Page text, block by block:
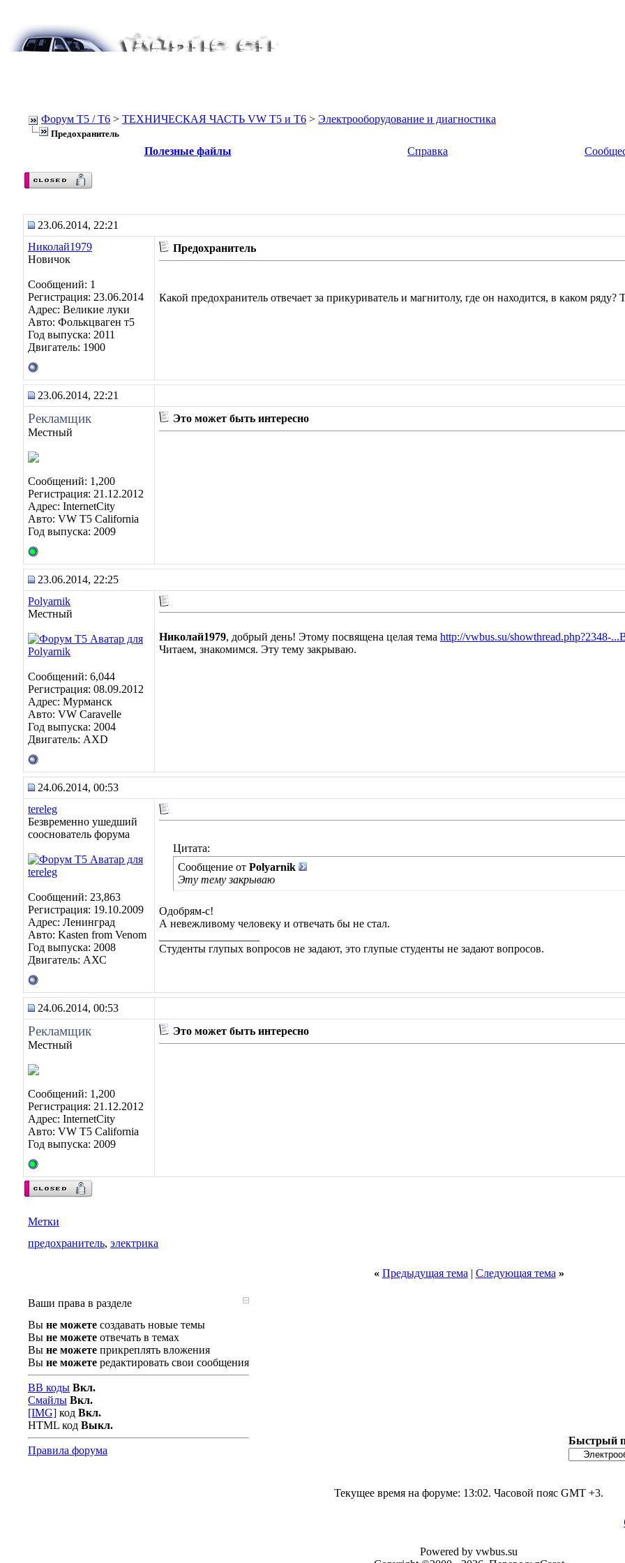
Форум Т5 / T6 > ТЕХНИЧЕСКАЯ ЧАСТЬ VW T5 и T6 > Электрооборудование и диагностика
Предохранитель
Полезные файлы Справка
23.06.2014, 22:21
Николай1979
Новичок
Сообщений: 1
Регистрация: 23.06.2014
Адрес: Великие луки
Авто: Фолькцваген т5
Год выпуска: 2011
Двигатель: 1900
Предохранитель
Какой предохранитель отвечает за прикуриватель и магнитолу, где он находится, в каком ряду?
23.06.2014, 22:21
Рекламщик
Местный
Сообщений: 1,200
Регистрация: 21.12.2012
Адрес: InternetCity
Авто: VW T5 California
Год выпуска: 2009
Это может быть интересно
23.06.2014, 22:25
Polyarnik
Местный
Сообщений: 6,044
Регистрация: 08.09.2012
Адрес: Мурманск
Авто: VW Caravelle
Год выпуска: 2004
Двигатель: AXD
Николай1979, добрый день! Этому посвящена целая тема http://vwbus.su/showthread.php?2348-
Читаем, знакомимся. Эту тему закрываю.
24.06.2014, 00:53
tereleg
Безвременно ушедший
сооснователь форума
Сообщений: 23,863
Регистрация: 19.10.2009
Адрес: Ленинград
Авто: Kasten from Venom
Год выпуска: 2008
Двигатель: АХС
Цитата:
Сообщение от Polyarnik
Эту тему закрываю
Одобрям-с!
А невежливому человеку и отвечать бы не стал.
Студенты глупых вопросов не задают, это глупые студенты не задают вопросов.
24.06.2014, 00:53
Рекламщик
Местный
Сообщений: 1,200
Регистрация: 21.12.2012
Адрес: InternetCity
Авто: VW T5 California
Год выпуска: 2009
Это может быть интересно
Метки
предохранитель, электрика
« Предыдущая тема | Следующая тема »
Ваши права в разделе
Вы не можете создавать новые темы
Вы не можете отвечать в темах
Вы не можете прикреплять вложения
Вы не можете редактировать свои сообщения
BB коды Вкл.
Смайлы Вкл.
[IMG] код Вкл.
HTML код Выкл.
Правила форума
Быстрый
Текущее время на форуме: 13:02. Часовой пояс GMT +3.
Powered by vwbus.su